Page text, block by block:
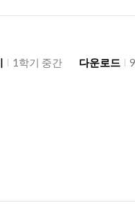
1학기 중간 다운로드